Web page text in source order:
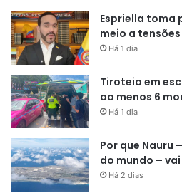
Espriella toma
meio a
Há 1 dia
Tiroteio em
ao menos 6
Há 1 dia
Por que Nauru
do mundo –
Há 2 dias